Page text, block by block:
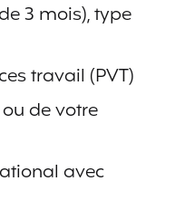
3 mois), type
travail (PVT)
de votre
avec